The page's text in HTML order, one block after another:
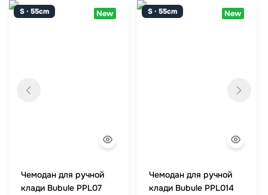
S · 55cm New
Чемодан для ручной
клади Bubule PPL07
S · 55cm New
Чемодан для ручной
клади Bubule PPL014